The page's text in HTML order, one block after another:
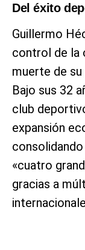
Del éxito
Guillermo
control de la
muerte de
Bajo sus 32
club
expansión
«cuatro
gracias a